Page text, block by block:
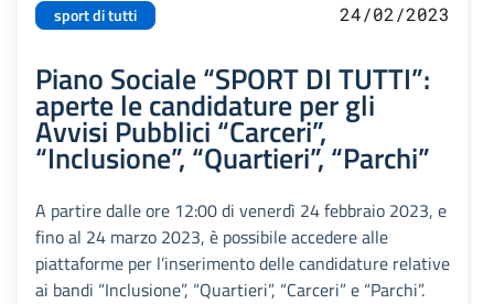
sport di tutti 24/02/2023
Piano Sociale “SPORT DI TUTTI”:
aperte le candidature per gli
Avvisi Pubblici “Carceri”,
“Inclusione”, “Quartieri”, “Parchi”
A partire dalle ore 12:00 di venerdì 24 febbraio 2023, e
fino al 24 marzo 2023, è possibile accedere alle
piattaforme per l’inserimento delle candidature relative
ai bandi “Inclusione”, “Quartieri”, “Carceri” e “Parchi”.